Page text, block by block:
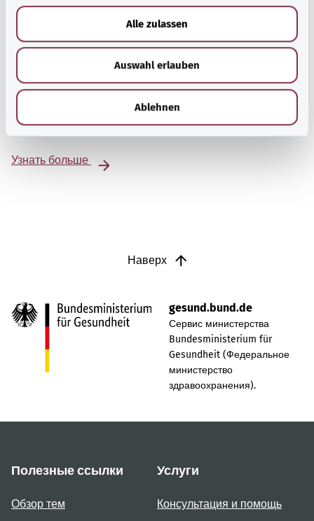
Alle zulassen
Auswahl erlauben
Ablehnen
Beratung und Hilfe
Eine Auswahl verschiedener Beratungs- und
Informationsangebote zu bestimmten
Узнать больше
Наверх
gesund.bund.de
Сервис министерства
Bundesministerium für
Gesundheit (Федеральное
министерство
здравоохранения).
Полезные ссылки
Обзор тем
Услуги
Консультация и помощь